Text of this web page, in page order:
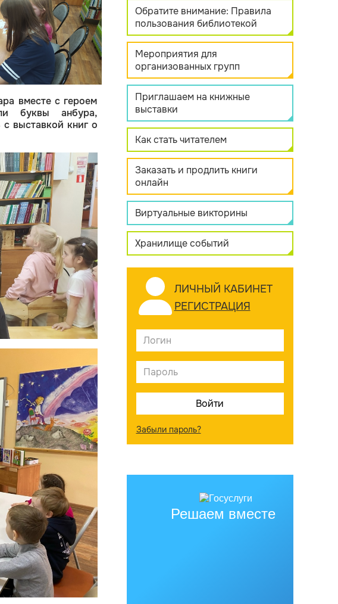
вместе с героем
буквы анбура,
выставкой книг о
Обратите внимание: Правила
пользования библиотекой
Мероприятия для
организованных групп
Приглашаем на книжные
выставки
Как стать читателем
Заказать и продлить книги
онлайн
Виртуальные викторины
Хранилище событий
ЛИЧНЫЙ КАБИНЕТ
РЕГИСТРАЦИЯ
Забыли пароль?
Решаем вместе